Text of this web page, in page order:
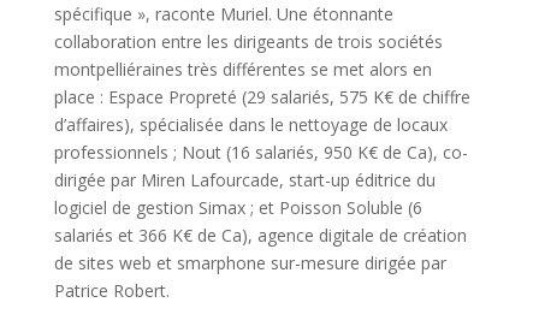
spécifique », raconte Muriel. Une étonnante
collaboration entre les dirigeants de trois sociétés
montpelliéraines très différentes se met alors en
place : Espace Propreté (29 salariés, 575 K€ de chiffre
d’affaires), spécialisée dans le nettoyage de locaux
professionnels ; Nout (16 salariés, 950 K€ de Ca), co-
dirigée par Miren Lafourcade, start-up éditrice du
logiciel de gestion Simax ; et Poisson Soluble (6
salariés et 366 K€ de Ca), agence digitale de création
de sites web et smarphone sur-mesure dirigée par
Patrice Robert.